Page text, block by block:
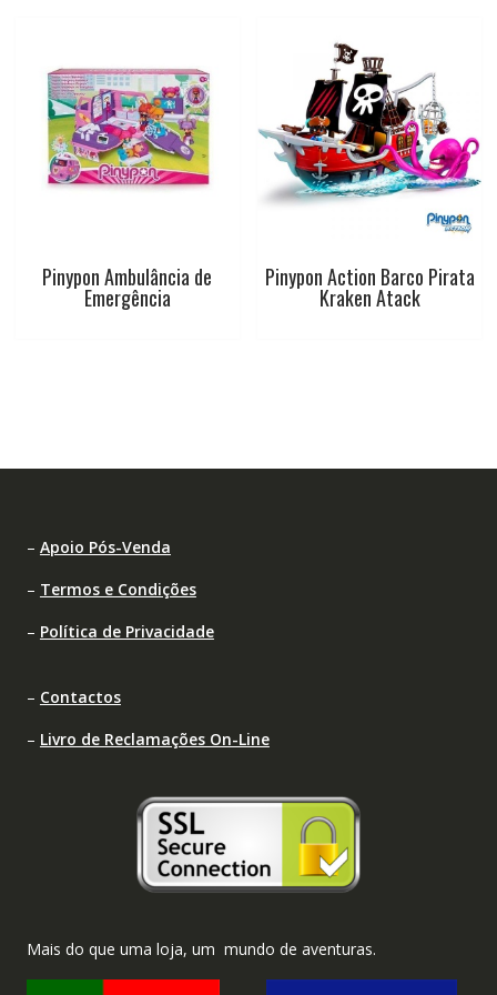
Pinypon Ambulância de
Emergência
Pinypon Action Barco Pirata
Kraken Atack
– Apoio Pós-Venda
– Termos e Condições
– Política de Privacidade
– Contactos
– Livro de Reclamações On-Line
Mais do que uma loja, um mundo de aventuras.